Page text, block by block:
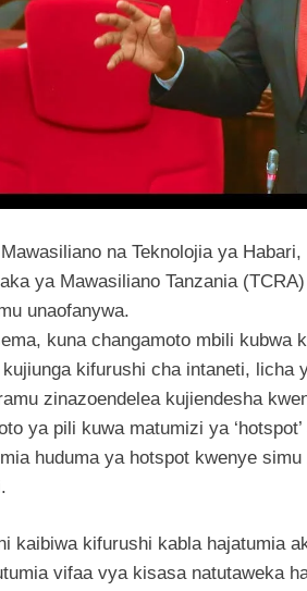
na Teknolojia ya
ya Mawasiliano Tanzania
unaofanywa.
kuna changamoto mbili kubwa
kifurushi cha intaneti,
zinazoendelea kujiendesha
ya pili kuwa matumizi ya
huduma ya hotspot kwenye
kaibiwa kifurushi kabla hajatumia
vifaa vya kisasa natutaweka